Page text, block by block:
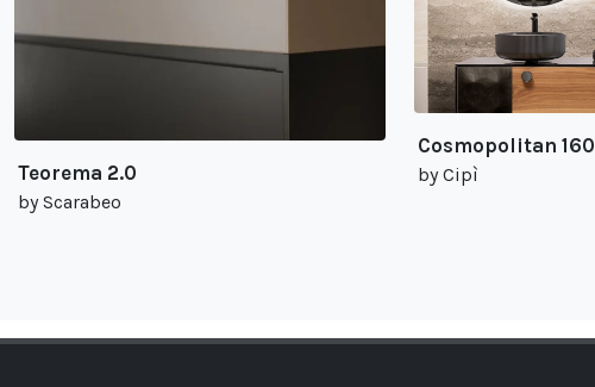
Teorema 2.0
by Scarabeo
Cosmopolitan 160
by Cipì